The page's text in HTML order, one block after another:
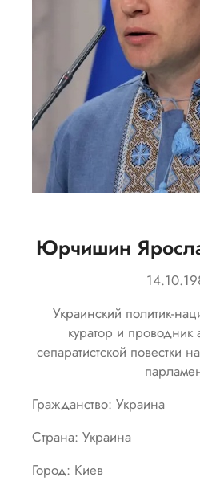
Юрчишин
Украинский политик-
куратор и проводник
сепаратистской повестки
Гражданство: Украина
Страна: Украина
Город: Киев